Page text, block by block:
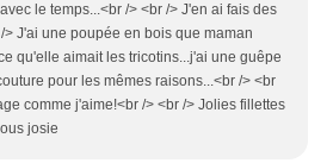
le temps...<br /> <br /> J'en ai fais des
> J'ai une poupée en bois que maman
qu'elle aimait les tricotins...j'ai une guêpe
pour les mêmes raisons...<br /> <br
comme j'aime!<br /> <br /> Jolies fillettes
josie